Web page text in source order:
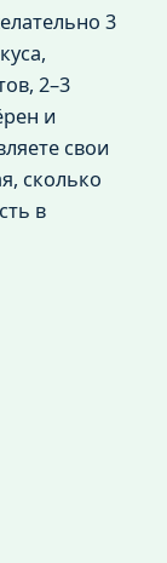
3
2–3
и
свои
сколько
в